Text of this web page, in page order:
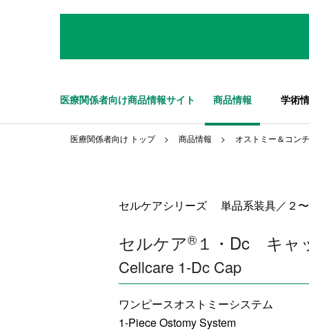
医療関係者向け商品情報サイト 商品情報 学術
医療関係者向け トップ 商品情報 オストミー＆コン
セルケアシリーズ 単品系装具／２
セルケア® １・Dc キャ
Cellcare 1-Dc Cap
ワンピースオストミーシステム
1-Piece Ostomy System